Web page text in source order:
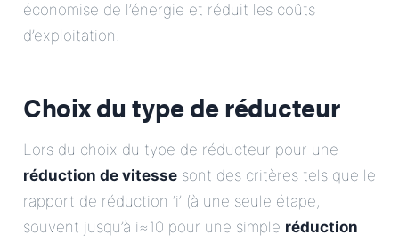
économise de l’énergie et réduit les coûts
d’exploitation.
Choix du type de réducteur
Lors du choix du type de réducteur pour une
réduction de vitesse sont des critères tels que le
rapport de réduction ‘i’ (à une seule étape,
souvent jusqu’à i≈10 pour une simple réduction